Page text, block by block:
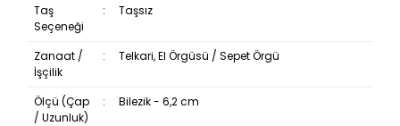
Taş
Seçeneği
: Taşsız
Zanaat /
İşçilik
: Telkari, El Örgüsü / Sepet Örgü
Ölçü (Çap
/ Uzunluk)
: Bilezik - 6,2 cm